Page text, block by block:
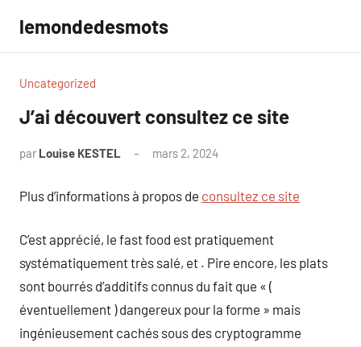
contenu
lemondedesmots
Uncategorized
J’ai découvert consultez ce site
par Louise KESTEL mars 2, 2024
Plus d’informations à propos de consultez ce site
C’est apprécié, le fast food est pratiquement
systématiquement très salé, et . Pire encore, les plats
sont bourrés d’additifs connus du fait que « (
éventuellement ) dangereux pour la forme » mais
ingénieusement cachés sous des cryptogramme